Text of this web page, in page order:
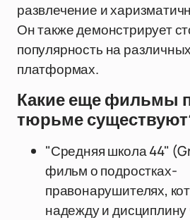
развлечение и
Он также демонстрирует
популярность на
платформах.
Какие еще фильмы
тюрьме
"Средняя школа 44"
фильм о подростках-
правонарушителях,
надежду и дисциплину